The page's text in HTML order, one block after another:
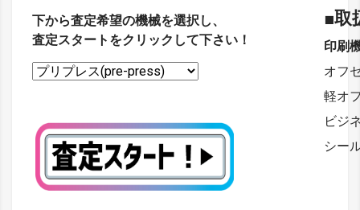
下から査定希望の機械を選択し、
査定スタートをクリックして下さい！
■取
印刷
オフ
軽オ
ビジ
シー